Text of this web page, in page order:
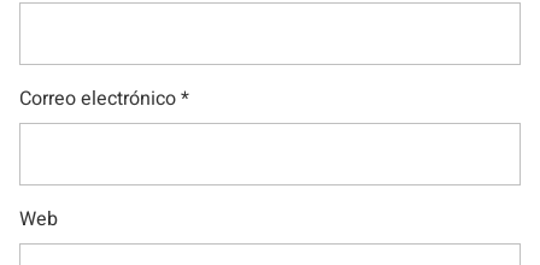
Correo electrónico*
Web